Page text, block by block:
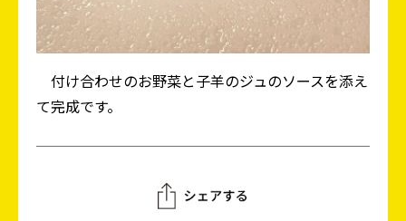
付け合わせのお野菜と子羊のジュのソースを添え
て完成です。